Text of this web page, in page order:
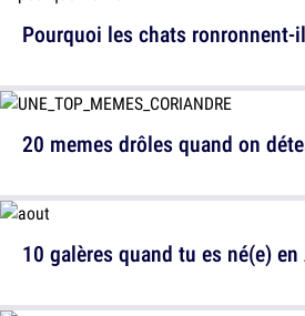
20 memes drôles quand on
Pourquoi les chats ronronnent-
10 galères quand tu es né(e)